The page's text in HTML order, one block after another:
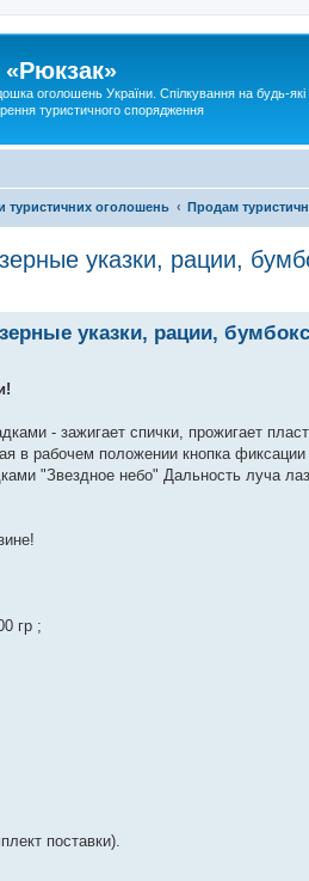
оголошень України. Спілкування на будь-які
туристичного спорядження
туристичних оголошень Продам
указки, рации,
указки, рации,
- зажигает спички, прожигает
в рабочем положении кнопка
"Звездное небо" Дальность луча
гр ;
поставки).